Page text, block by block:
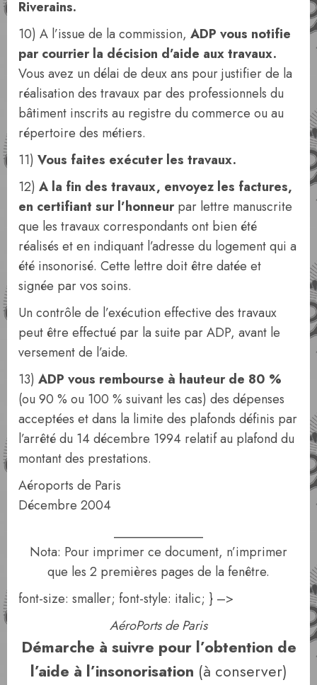
Riverains.
10) A l’issue de la commission, ADP vous notifie
par courrier la décision d’aide aux travaux.
Vous avez un délai de deux ans pour justifier de la
réalisation des travaux par des professionnels du
bâtiment inscrits au registre du commerce ou au
répertoire des métiers.
11) Vous faites exécuter les travaux.
12) A la fin des travaux, envoyez les factures,
en certifiant sur l’honneurpar lettre manuscrite
que les travaux correspondants ont bien été
réalisés et en indiquant l’adresse du logement qui a
été insonorisé. Cette lettre doit être datée et
signée par vos soins.
Un contrôle de l’exécution effective des travaux
peut être effectué par la suite par ADP, avant le
versement de l’aide.
13) ADP vous rembourse à hauteur de 80 %
(ou 90 % ou 100 % suivant les cas) des dépenses
acceptées et dans la limite des plafonds définis par
l’arrêté du 14 décembre 1994 relatif au plafond du
montant des prestations.
Aéroports de Paris
Décembre 2004
Nota: Pour imprimer ce document, n’imprimer
que les 2 premières pages de la fenêtre.
font-size: smaller; font-style: italic; } –>
AéroPorts de Paris
Démarche à suivre pour l’obtention de
l’aide à l’insonorisation (à conserver)